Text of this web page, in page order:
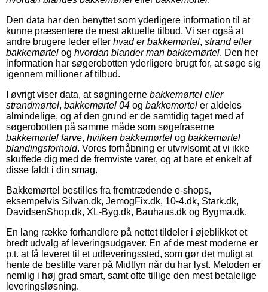
Den data har den benyttet som yderligere information til at
kunne præsentere de mest aktuelle tilbud. Vi ser også at
andre brugere leder efter hvad er bakkemørtel, strand eller
bakkemørtel og hvordan blander man bakkemørtel. Den her
information har søgerobotten yderligere brugt for, at søge sig
igennem millioner af tilbud.
I øvrigt viser data, at søgningerne bakkemørtel eller
strandmørtel, bakkemørtel 04 og bakkemortel er aldeles
almindelige, og af den grund er de samtidig taget med af
søgerobotten på samme måde som søgefraserne
bakkemørtel farve, hvilken bakkemørtel og bakkemørtel
blandingsforhold. Vores forhåbning er utvivlsomt at vi ikke
skuffede dig med de fremviste varer, og at bare et enkelt af
disse faldt i din smag.
Bakkemørtel bestilles fra fremtrædende e-shops,
eksempelvis Silvan.dk, JemogFix.dk, 10-4.dk, Stark.dk,
DavidsenShop.dk, XL-Byg.dk, Bauhaus.dk og Bygma.dk.
En lang række forhandlere på nettet tildeler i øjeblikket et
bredt udvalg af leveringsudgaver. En af de mest moderne er
p.t. at få leveret til et udleveringssted, som gør det muligt at
hente de bestilte varer på Midtfyn når du har lyst. Metoden er
nemlig i høj grad smart, samt ofte tillige den mest betalelige
leveringsløsning.